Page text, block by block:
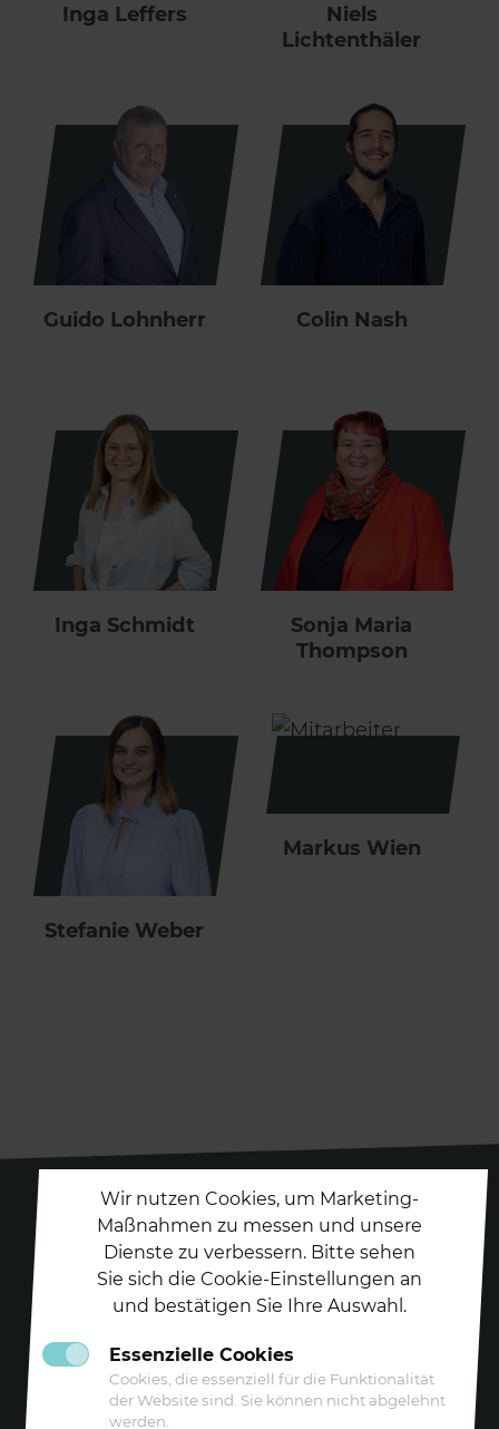
Inga Leffers
Niels
Lichtenthäler
Guido Lohnherr Colin Nash
Inga Schmidt
Sonja Maria
Thompson
Stefanie Weber
Markus Wien
Folgen Sie uns auf
Wir nutzen Cookies, um Marketing-
Maßnahmen zu messen und unsere
Dienste zu verbessern. Bitte sehen
Sie sich die Cookie-Einstellungen an
und bestätigen Sie Ihre Auswahl.
Essenzielle Cookies
Cookies, die essenziell für die Funktionalität
der Website sind. Sie können nicht abgelehnt
werden.